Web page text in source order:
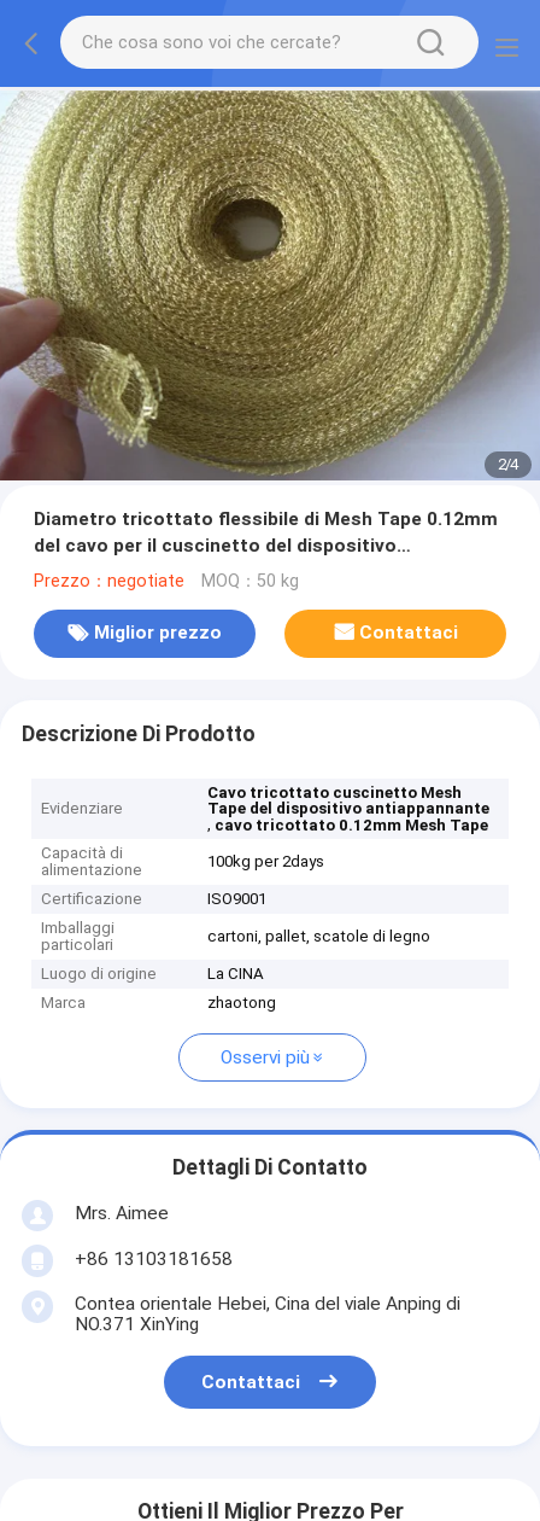
2/4
Diametro tricottato flessibile di Mesh Tape 0.12mm
del cavo per il cuscinetto del dispositivo
antiappannante
Prezzo：negotiate MOQ：50 kg
Miglior prezzo Contattaci
Descrizione Di Prodotto
Evidenziare
Cavo tricottato cuscinetto Mesh
Tape del dispositivo antiappannante
, cavo tricottato 0.12mm Mesh Tape
Capacità di
alimentazione
100kg per 2days
Certificazione
ISO9001
Imballaggi
particolari
cartoni, pallet, scatole di legno
Luogo di origine
La CINA
Marca
zhaotong
Osservi più
Dettagli Di Contatto
Mrs. Aimee
+86 13103181658
Contea orientale Hebei, Cina del viale Anping di
NO.371 XinYing
Contattaci
Ottieni Il Miglior Prezzo Per